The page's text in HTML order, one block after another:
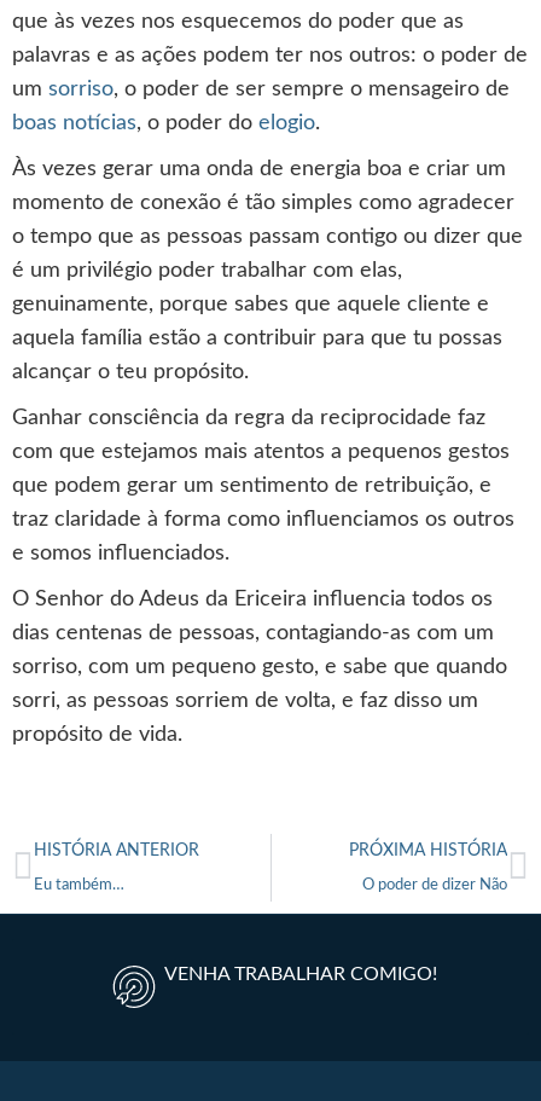
que às vezes nos esquecemos do poder que as
palavras e as ações podem ter nos outros: o poder de
um sorriso, o poder de ser sempre o mensageiro de
boas notícias, o poder do elogio.
Às vezes gerar uma onda de energia boa e criar um
momento de conexão é tão simples como agradecer
o tempo que as pessoas passam contigo ou dizer que
é um privilégio poder trabalhar com elas,
genuinamente, porque sabes que aquele cliente e
aquela família estão a contribuir para que tu possas
alcançar o teu propósito.
Ganhar consciência da regra da reciprocidade faz
com que estejamos mais atentos a pequenos gestos
que podem gerar um sentimento de retribuição, e
traz claridade à forma como influenciamos os outros
e somos influenciados.
O Senhor do Adeus da Ericeira influencia todos os
dias centenas de pessoas, contagiando-as com um
sorriso, com um pequeno gesto, e sabe que quando
sorri, as pessoas sorriem de volta, e faz disso um
propósito de vida.
HISTÓRIA ANTERIOR
Eu também…
PRÓXIMA HISTÓRIA
O poder de dizer Não
VENHA TRABALHAR COMIGO!